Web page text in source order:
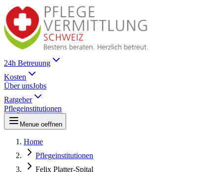
24h Betreuung
Kosten
Über unsJobs
Ratgeber
Pflegeinstitutionen
Menue oeffnen
Home
Pflegeinstitutionen
Felix Platter-Spital